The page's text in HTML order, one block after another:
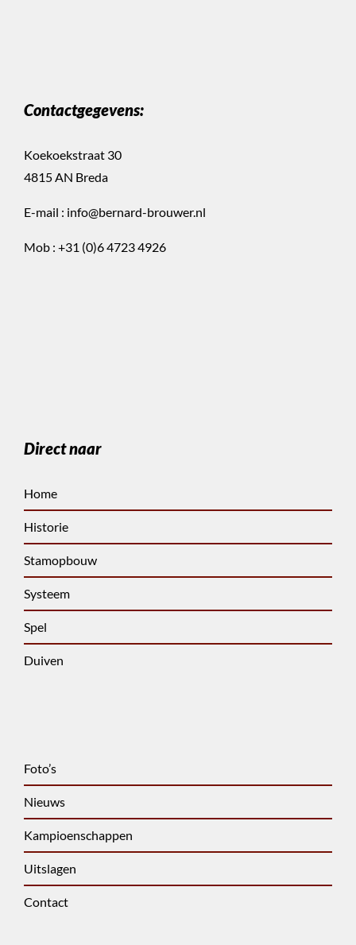
Contactgegevens:
Koekoekstraat 30
4815 AN Breda
E-mail : info@bernard-brouwer.nl
Mob : +31 (0)6 4723 4926
Direct naar
Home
Historie
Stamopbouw
Systeem
Spel
Duiven
Foto’s
Nieuws
Kampioenschappen
Uitslagen
Contact